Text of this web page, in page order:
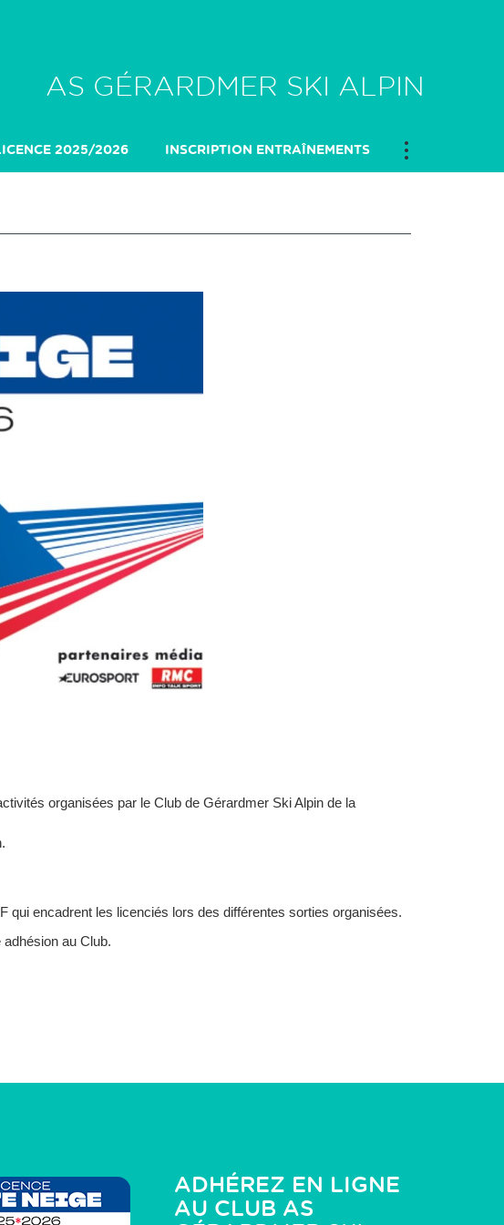
AS GÉRARDMER SKI ALPIN
2025/2026 INSCRIPTION ENTRAÎNEMENTS
organisées par le Club de Gérardmer Ski Alpin de la
qui encadrent les licenciés lors des différentes sorties organisées.
au Club.
ADHÉREZ EN LIGNE
AU CLUB AS